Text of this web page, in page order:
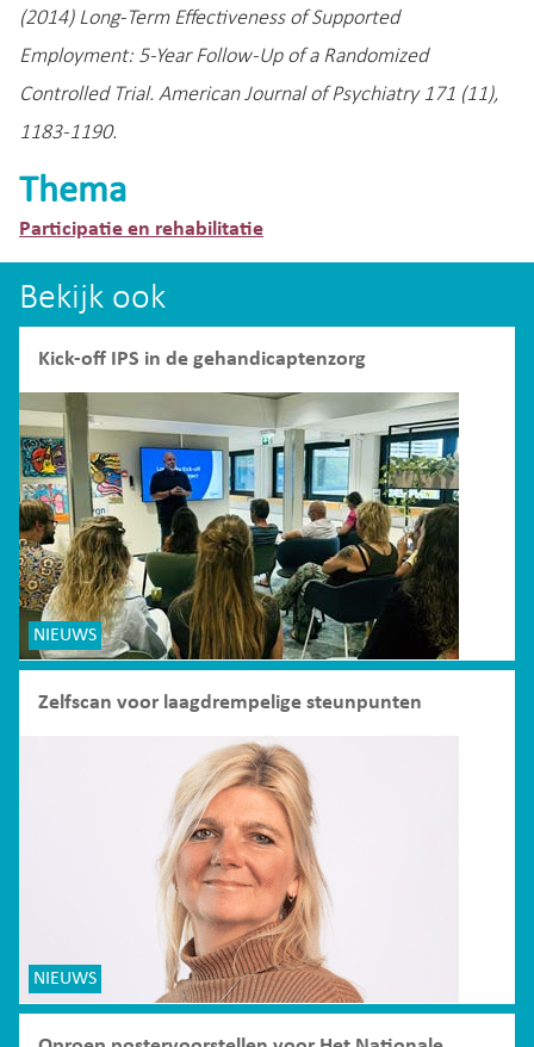
(2014) Long-Term Effectiveness of Supported
Employment: 5-Year Follow-Up of a Randomized
Controlled Trial. American Journal of Psychiatry 171 (11),
1183-1190.
Thema
Participatie en rehabilitatie
Bekijk ook
Kick-off IPS in de gehandicaptenzorg
NIEUWS
Zelfscan voor laagdrempelige steunpunten
NIEUWS